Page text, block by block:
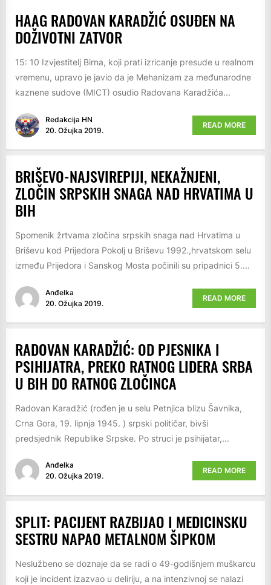
HAAG RADOVAN KARADŽIĆ OSUĐEN NA
DOŽIVOTNI ZATVOR
15: 10 Izvjestitelj Birna, koji prati izricanje presude u realnom
vremenu, upravo je javio da je Mehanizam za međunarodne
kaznene sudove (MICT) osudio Radovana Karadžića...
Redakcija HN
20. Ožujka 2019.
READ MORE
BRIŠEVO-NAJSVIREPIJI, NEKAŽNJENI,
ZLOČIN SRPSKIH SNAGA NAD HRVATIMA U
BIH
Spomenik žrtvama zločina srpskih snaga nad Hrvatima u
Briševu kod Prijedora Pokolj u Briševu 1992.,hrvatskom selu
između Prijedora i Sanskog Mosta počinili su pripadnici 5....
Anđelka
20. Ožujka 2019.
READ MORE
RADOVAN KARADŽIĆ: OD PJESNIKA I
PSIHIJATRA, PREKO RATNOG LIDERA SRBA
U BIH DO RATNOG ZLOČINCA
Radovan Karadžić (rođen je u selu Petnjica blizu Šavnika,
Crna Gora, 19. lipnja 1945. ) srpski političar, bivši
predsjednik Republike Srpske. Po struci je psihijatar,...
Anđelka
20. Ožujka 2019.
READ MORE
SPLIT: PACIJENT RAZBIJAO I MEDICINSKU
SESTRU NAPAO METALNOM ŠIPKOM
Neslužbeno se doznaje da se radi o 49-godišnjem muškarcu
koji je incident izazvao u deliriju, a na intenzivnoj se nalazi